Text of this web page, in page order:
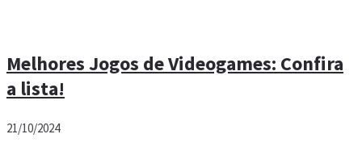
Melhores Jogos de Videogames: Confira
a lista!
21/10/2024